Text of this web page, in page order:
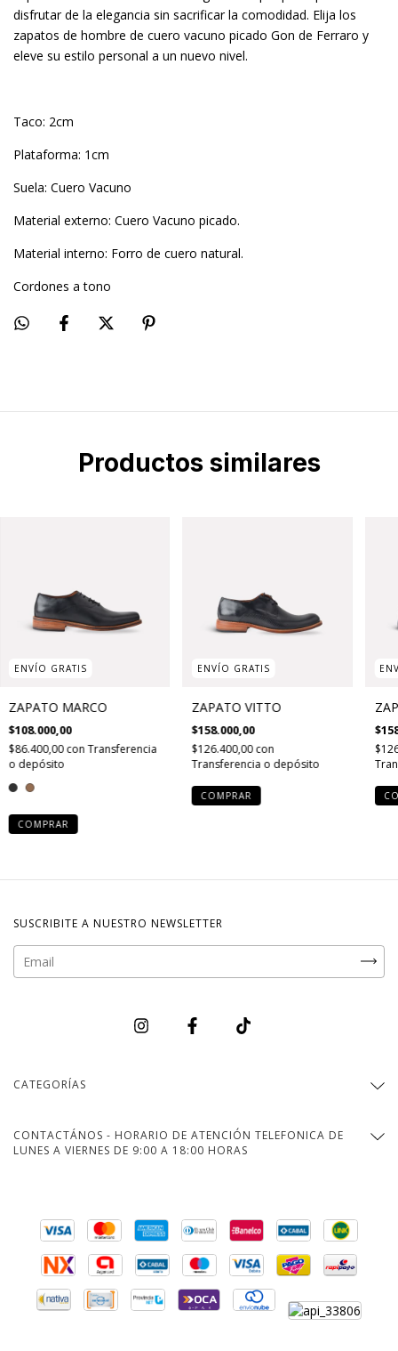
disfrutar de la elegancia sin sacrificar la comodidad. Elija los
zapatos de hombre de cuero vacuno picado Gon de Ferraro y
eleve su estilo personal a un nuevo nivel.
Taco: 2cm
Plataforma: 1cm
Suela: Cuero Vacuno
Material externo: Cuero Vacuno picado.
Material interno: Forro de cuero natural.
Cordones a tono
Productos similares
ENVÍO GRATIS
ZAPATO MARCO
$108.000,00
$86.400,00con Transferencia
o depósito
COMPRAR
ENVÍO GRATIS
ZAPATO VITTO
$158.000,00
$126.400,00con
Transferencia o depósito
COMPRAR
SUSCRIBITE A NUESTRO NEWSLETTER
CATEGORÍAS
CONTACTÁNOS - HORARIO DE ATENCIÓN TELEFONICA DE
LUNES A VIERNES DE 9:00 A 18:00 HORAS